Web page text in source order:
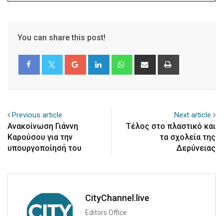
You can share this post!
Google+ LinkedIn WhatsappShare
Previous article
Ανακοίνωση Γιάννη
Καρούσου για την
υπουργοποίησή του
Next article
Τέλος στο πλαστικό και
τα σχολεία της
Δερύνειας
CityChannel.live
Editors Office